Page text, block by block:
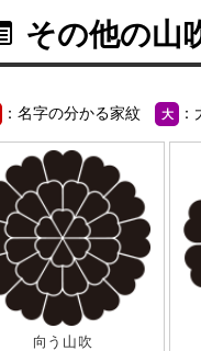
その他の山
：名字の分かる家紋 大
向う山吹